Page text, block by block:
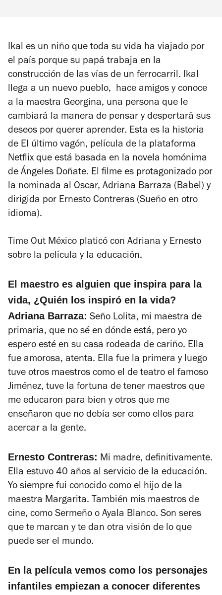
Ikal es un niño que toda su vida ha viajado por
el país porque su papá trabaja en la
construcción de las vías de un ferrocarril. Ikal
llega a un nuevo pueblo, hace amigos y conoce
a la maestra Georgina, una persona que le
cambiará la manera de pensar y despertará sus
deseos por querer aprender. Esta es la historia
de El último vagón, película de la plataforma
Netflix que está basada en la novela homónima
de Ángeles Doñate. El filme es protagonizado por
la nominada al Oscar, Adriana Barraza (Babel) y
dirigida por Ernesto Contreras (Sueño en otro
idioma).
Time Out México platicó con Adriana y Ernesto
sobre la película y la educación.
El maestro es alguien que inspira para la
vida, ¿Quién los inspiró en la vida?
Adriana Barraza: Seño Lolita, mi maestra de
primaria, que no sé en dónde está, pero yo
espero esté en su casa rodeada de cariño. Ella
fue amorosa, atenta. Ella fue la primera y luego
tuve otros maestros como el de teatro el famoso
Jiménez, tuve la fortuna de tener maestros que
me educaron para bien y otros que me
enseñaron que no debía ser como ellos para
acercar a la gente.
Ernesto Contreras: Mi madre, definitivamente.
Ella estuvo 40 años al servicio de la educación.
Yo siempre fui conocido como el hijo de la
maestra Margarita. También mis maestros de
cine, como Sermeño o Ayala Blanco. Son seres
que te marcan y te dan otra visión de lo que
puede ser el mundo.
En la película vemos como los personajes
infantiles empiezan a conocer diferentes